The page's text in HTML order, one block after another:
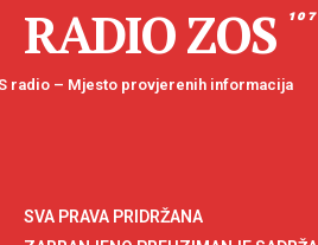
RADIO ZOS
radio – Mjesto provjerenih informacija
SVA PRAVA PRIDRŽANA